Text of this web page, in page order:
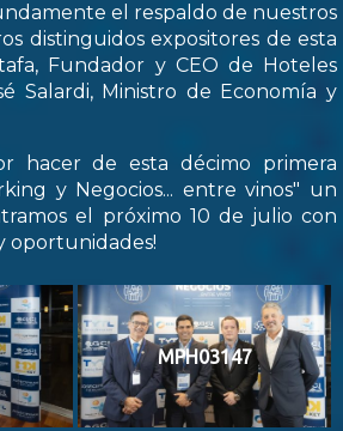
el respaldo de nuestros
distinguidos expositores de esta
Fundador y CEO de Hoteles
Salardi, Ministro de Economía y
hacer de esta décimo primera
y Negocios... entre vinos" un
el próximo 10 de julio con
oportunidades!
MPH03147